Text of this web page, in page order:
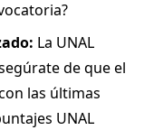
La UNAL
de que el
las últimas
UNAL